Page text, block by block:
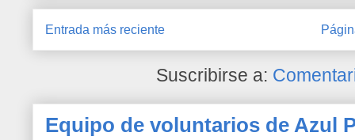
Entrada más reciente
Suscribirse a:
Equipo de voluntarios de Azul